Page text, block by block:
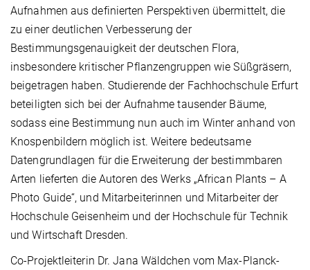
Aufnahmen aus definierten Perspektiven übermittelt, die
zu einer deutlichen Verbesserung der
Bestimmungsgenauigkeit der deutschen Flora,
insbesondere kritischer Pflanzengruppen wie Süßgräsern,
beigetragen haben. Studierende der Fachhochschule Erfurt
beteiligten sich bei der Aufnahme tausender Bäume,
sodass eine Bestimmung nun auch im Winter anhand von
Knospenbildern möglich ist. Weitere bedeutsame
Datengrundlagen für die Erweiterung der bestimmbaren
Arten lieferten die Autoren des Werks „African Plants – A
Photo Guide“, und Mitarbeiterinnen und Mitarbeiter der
Hochschule Geisenheim und der Hochschule für Technik
und Wirtschaft Dresden.
Co-Projektleiterin Dr. Jana Wäldchen vom Max-Planck-